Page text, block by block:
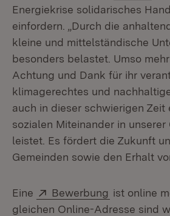
Energiekrise solidarisches
einfordern. „Durch die
kleine und mittelständische
besonders belastet. Umso
Achtung und Dank für ihr
klimagerechtes und
auch in dieser schwierigen Zeit
sozialen Miteinander in
leistet. Es fördert die Zukunft
Gemeinden sowie den Erhalt
Eine Extern:
Bewerbung (Öffnet in
ist online
gleichen Online-Adresse sind